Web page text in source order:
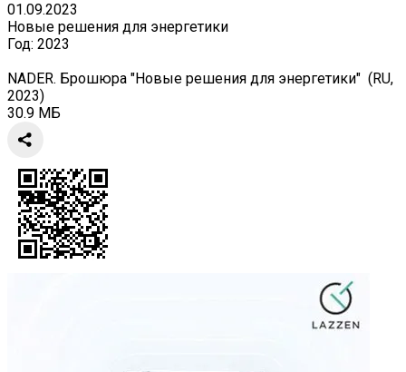
01.09.2023
Новые решения для энергетики
Год: 2023
NADER. Брошюра "Новые решения для энергетики" (RU,
2023)
30.9 МБ